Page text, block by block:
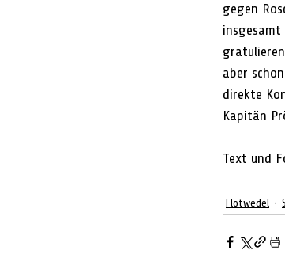
gegen
insgesamt
aber
direkte
Kapitän
Text und
Flotwedel